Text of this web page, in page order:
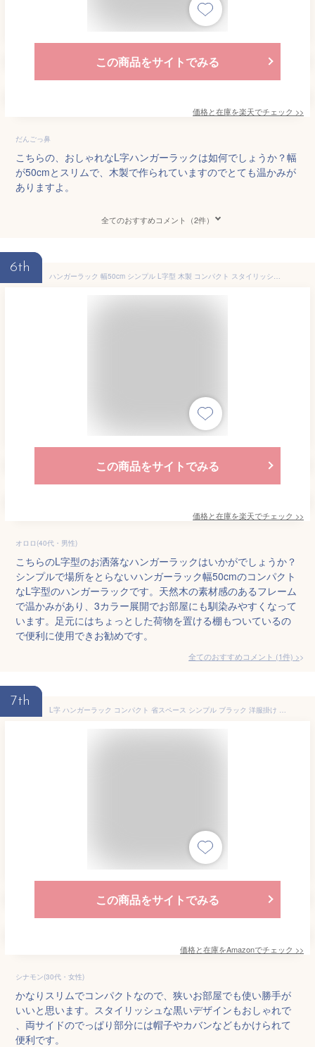
この商品をサイトでみる
価格と在庫を楽天でチェック >>
だんごっ鼻
こちらの、おしゃれなL字ハンガーラックは如何でしょうか？幅
が50cmとスリムで、木製で作られていますのでとても温かみが
ありますよ。
全てのおすすめコメント（2件）
6th
ハンガーラック 幅50cm シンプル L字型 木製 コンパクト スタイリッシュ インテリア すっきり VR-7216LBR 【代引不可】【同梱不可】
この商品をサイトでみる
価格と在庫を楽天でチェック >>
オロロ(40代・男性)
こちらのL字型のお洒落なハンガーラックはいかがでしょうか？
シンプルで場所をとらないハンガーラック幅50cmのコンパクト
なL字型のハンガーラックです。天然木の素材感のあるフレーム
で温かみがあり、3カラー展開でお部屋にも馴染みやすくなって
います。足元にはちょっとした荷物を置ける棚もついているの
で便利に使用できお勧めです。
全てのおすすめコメント (1件) >
7th
L字 ハンガーラック コンパクト 省スペース シンプル ブラック 洋服掛け コート掛け 衣類収納 玄関収納 FKD-5920
この商品をサイトでみる
価格と在庫をAmazonでチェック >>
シナモン(30代・女性)
かなりスリムでコンパクトなので、狭いお部屋でも使い勝手が
いいと思います。スタイリッシュな黒いデザインもおしゃれで
、両サイドのでっぱり部分には帽子やカバンなどもかけられて
便利です。